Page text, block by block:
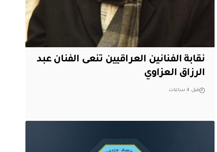
نقابة الفنانين العراقيين تنعى الفنان عبد
الرزاق العزاوي
قبل 4 ساعات